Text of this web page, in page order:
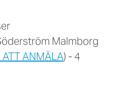
Malmborg
ANMÄLA) - 4